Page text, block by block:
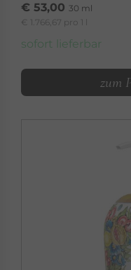
€ 53,00 30 ml
€ 1.766,67 pro 1 l
sofort lieferbar
zum